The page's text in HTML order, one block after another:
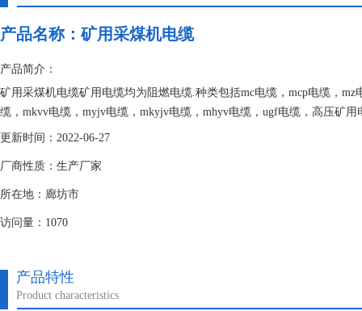
产品名称： 矿用采煤机电缆
产品简介：
矿用采煤机电缆矿用电缆均为阻燃电缆.种类包括mc电缆，mcp电缆，
缆，mkvv电缆，myjv电缆，mkyjv电缆，mhyv电缆，ugf电缆，高压矿
mcpt电缆，矿用橡套电缆，各型号规格齐全
更新时间：2022-06-27
厂商性质：生产厂家
所在地：廊坊市
访问量：1070
产品特性
Product characteristics